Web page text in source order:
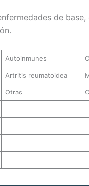
de
Autoinmunes
Artritis reumatoidea
Otras